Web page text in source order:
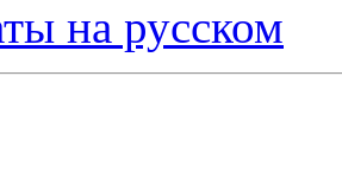
на русском